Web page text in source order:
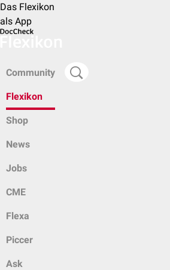
Das Flexikon
als App
Community
Flexikon
Shop
News
Jobs
CME
Flexa
Piccer
Ask